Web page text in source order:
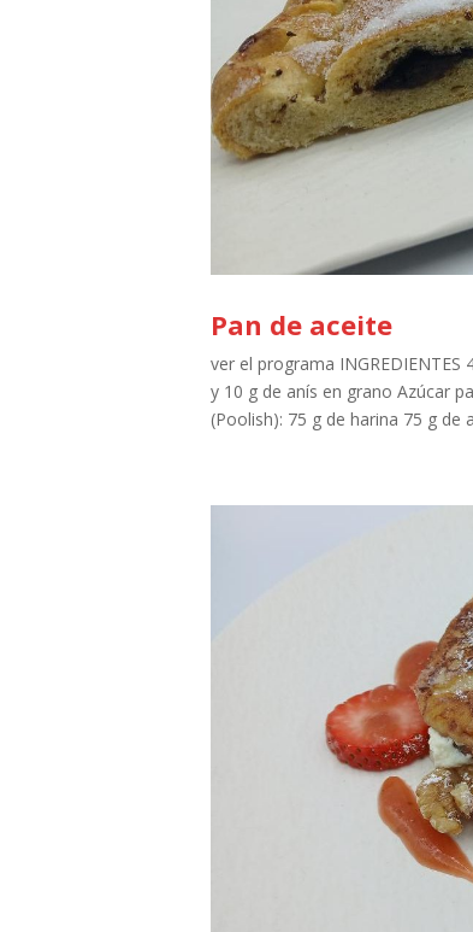
Pan de aceite
ver el programa INGREDIENTES
y 10 g de anís en grano Azúcar
(Poolish): 75 g de harina 75 g de